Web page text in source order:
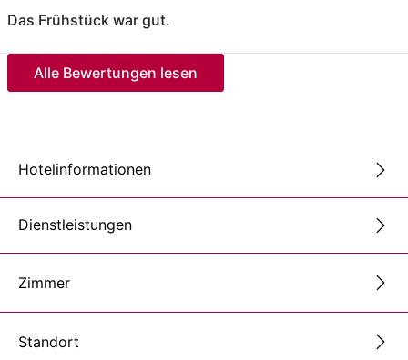
Das Frühstück war gut.
Alle Bewertungen lesen
Hotelinformationen
Dienstleistungen
Zimmer
Standort